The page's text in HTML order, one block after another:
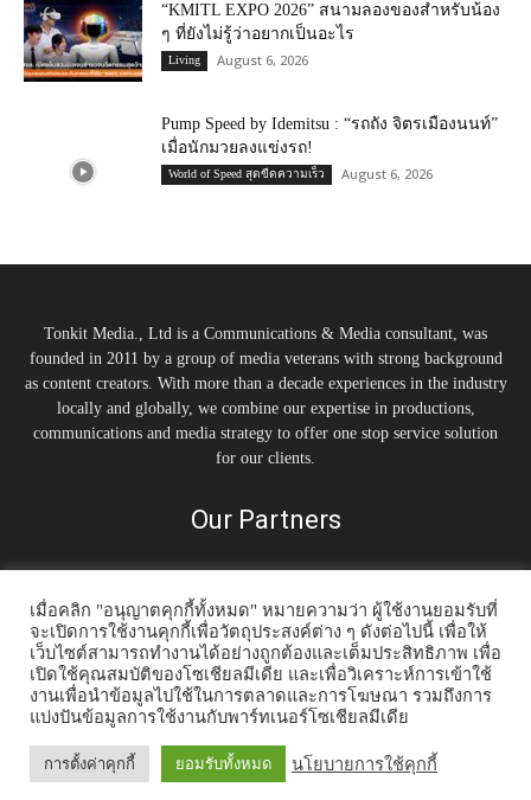
“KMITL EXPO 2026” สนามลองของสำหรับน้อง
ๆ ที่ยังไม่รู้ว่าอยากเป็นอะไร
Living August 6, 2026
Pump Speed by Idemitsu : “รถถัง จิตรเมืองนนท์”
เมื่อนักมวยลงแข่งรถ!
World of Speed สุดขีดความเร็ว August 6, 2026
Tonkit Media., Ltd is a Communications & Media consultant, was
founded in 2011 by a group of media veterans with strong background
as content creators. With more than a decade experiences in the industry
locally and globally, we combine our expertise in productions,
communications and media strategy to offer one stop service solution
for our clients.
Our Partners
Home Tonkit TV Podcast คนต้นคิด Work & Living
Inspiration
Trending Story
เมื่อคลิก "อนุญาตคุกกี้ทั้งหมด" หมายความว่า ผู้ใช้งานยอมรับที่
จะเปิดการใช้งานคุกกี้เพื่อวัตถุประสงค์ต่าง ๆ ดังต่อไปนี้ เพื่อให้
เว็บไซต์สามารถทำงานได้อย่างถูกต้องและเต็มประสิทธิภาพ เพื่อ
เปิดใช้คุณสมบัติของโซเชียลมีเดีย และเพื่อวิเคราะห์การเข้าใช้
งานเพื่อนำข้อมูลไปใช้ในการตลาดและการโฆษณา รวมถึงการ
แบ่งปันข้อมูลการใช้งานกับพาร์ทเนอร์โซเชียลมีเดีย
การตั้งค่าคุกกี้ ยอมรับทั้งหมด นโยบายการใช้คุกกี้